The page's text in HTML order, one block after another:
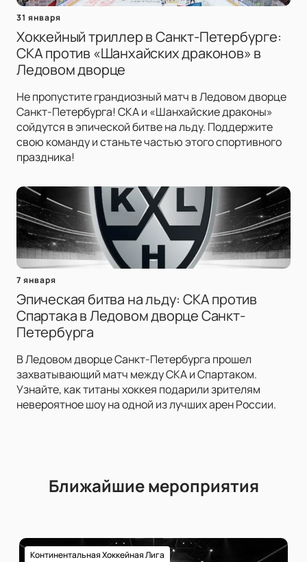
31 января
Хоккейный триллер в Санкт-Петербурге:
СКА против «Шанхайских драконов» в
Ледовом дворце
Не пропустите грандиозный матч в Ледовом дворце
Санкт-Петербурга! СКА и «Шанхайские драконы»
сойдутся в эпической битве на льду. Поддержите
свою команду и станьте частью этого спортивного
праздника!
7 января
Эпическая битва на льду: СКА против
Спартака в Ледовом дворце Санкт-
Петербурга
В Ледовом дворце Санкт-Петербурга прошел
захватывающий матч между СКА и Спартаком.
Узнайте, как титаны хоккея подарили зрителям
невероятное шоу на одной из лучших арен России.
Ближайшие мероприятия
Континентальная Хоккейная Лига